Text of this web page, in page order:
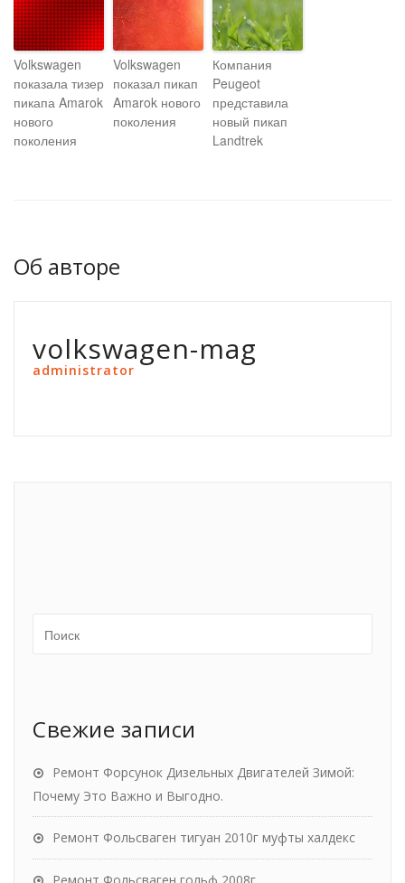
Volkswagen
показала тизер
пикапа Amarok
нового
поколения
Volkswagen
показал пикап
Amarok нового
поколения
Компания
Peugeot
представила
новый пикап
Landtrek
Об авторе
volkswagen-mag
administrator
Свежие записи
Ремонт Форсунок Дизельных Двигателей Зимой:
Почему Это Важно и Выгодно.
Ремонт Фольсваген тигуан 2010г муфты халдекс